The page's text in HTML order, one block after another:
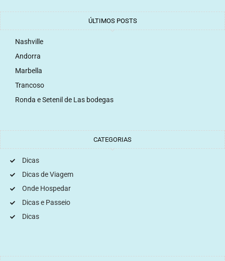
ÚLTIMOS POSTS
Nashville
Andorra
Marbella
Trancoso
Ronda e Setenil de Las bodegas
CATEGORIAS
Dicas
Dicas de Viagem
Onde Hospedar
Dicas e Passeio
Dicas